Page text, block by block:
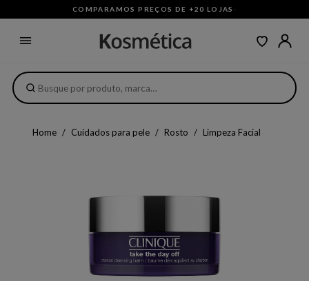
COMPARAMOS PREÇOS DE +20 LOJAS ·
Home Cuidados para pele Rosto Limpeza Facial